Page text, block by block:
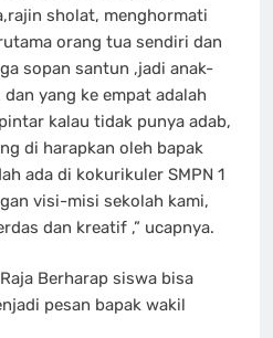
sholat, menghormati
orang tua sendiri dan
sopan santun ,jadi anak-
yang ke empat adalah
kalau tidak punya adab,
di harapkan oleh bapak
ada di kokurikuler SMPN 1
visi-misi sekolah kami,
dan kreatif ,” ucapnya.
Berharap siswa bisa
pesan bapak wakil